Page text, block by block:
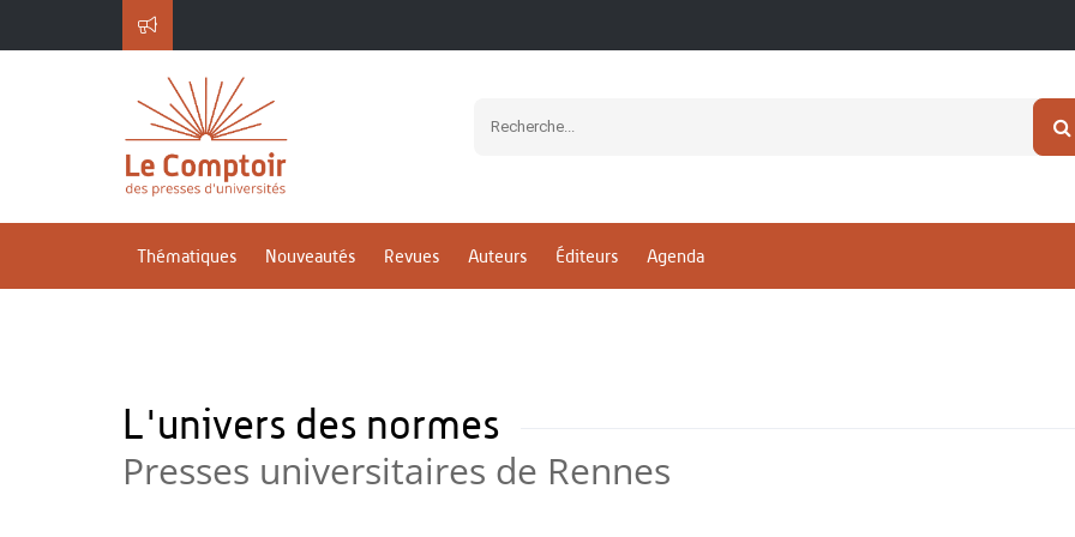
Thématiques Nouveautés Revues Auteurs Éditeurs Agenda
L'univers des normes
Presses universitaires de Rennes